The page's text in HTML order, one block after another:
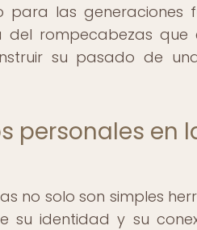
las generaciones
rompecabezas que
su pasado de
personales en
no solo son simples
su identidad y su